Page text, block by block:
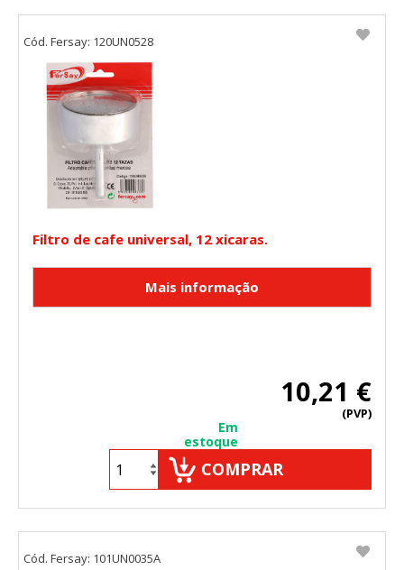
Filtro de cafe universal, 12 xicaras.
10,21 €
(PVP)
Em
estoque
COMPRAR
Cód. Fersay: 120UN0528
Cód. Fersay: 101UN0035A